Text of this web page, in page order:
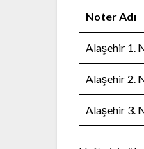
Noter Adı
Alaşehir 1.
Alaşehir 2.
Alaşehir 3.